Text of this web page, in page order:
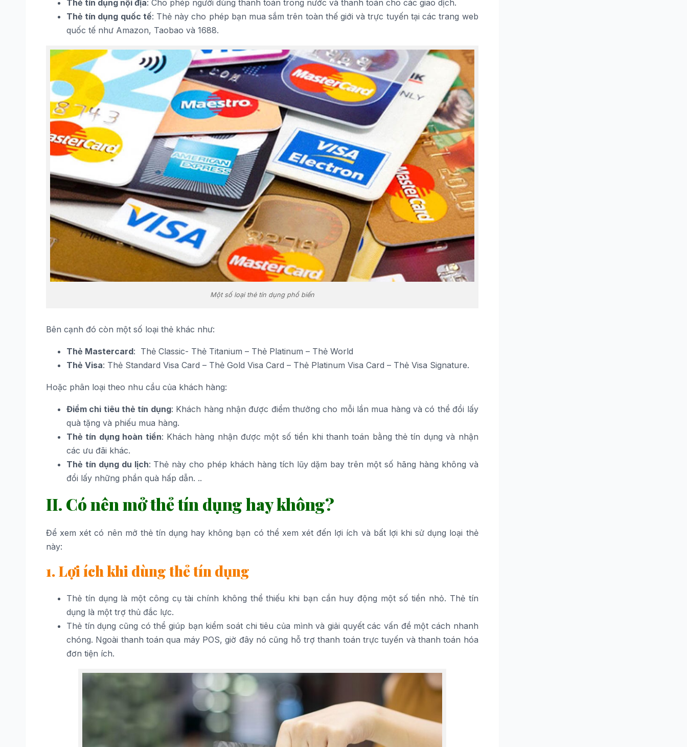
Thẻ tín dụng nội địa: Cho phép người dùng thanh toán trong nước và thanh toán cho các giao dịch.
Thẻ tín dụng quốc tế: Thẻ này cho phép bạn mua sắm trên toàn thế giới và trực tuyến tại các trang web
quốc tế như Amazon, Taobao và 1688.
Một số loại thẻ tín dụng phổ biến
Bên cạnh đó còn một số loại thẻ khác như:
Thẻ Mastercard: Thẻ Classic- Thẻ Titanium – Thẻ Platinum – Thẻ World
Thẻ Visa: Thẻ Standard Visa Card – Thẻ Gold Visa Card – Thẻ Platinum Visa Card – Thẻ Visa Signature.
Hoặc phân loại theo nhu cầu của khách hàng:
Điểm chi tiêu thẻ tín dụng: Khách hàng nhận được điểm thưởng cho mỗi lần mua hàng và có thể đổi lấy
quà tặng và phiếu mua hàng.
Thẻ tín dụng hoàn tiền: Khách hàng nhận được một số tiền khi thanh toán bằng thẻ tín dụng và nhận
các ưu đãi khác.
Thẻ tín dụng du lịch: Thẻ này cho phép khách hàng tích lũy dặm bay trên một số hãng hàng không và
đổi lấy những phần quà hấp dẫn. ..
II. Có nên mở thẻ tín dụng hay không?
Để xem xét có nên mở thẻ tín dụng hay không bạn có thể xem xét đến lợi ích và bất lợi khi sử dụng loại thẻ
này:
1. Lợi ích khi dùng thẻ tín dụng
Thẻ tín dụng là một công cụ tài chính không thể thiếu khi bạn cần huy động một số tiền nhỏ. Thẻ tín
dụng là một trợ thủ đắc lực.
Thẻ tín dụng cũng có thể giúp bạn kiểm soát chi tiêu của mình và giải quyết các vấn đề một cách nhanh
chóng. Ngoài thanh toán qua máy POS, giờ đây nó cũng hỗ trợ thanh toán trực tuyến và thanh toán hóa
đơn tiện ích.